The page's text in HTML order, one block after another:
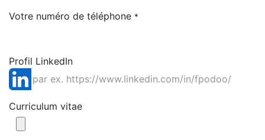
Votre numéro de téléphone *
Profil LinkedIn
Curriculum vitae